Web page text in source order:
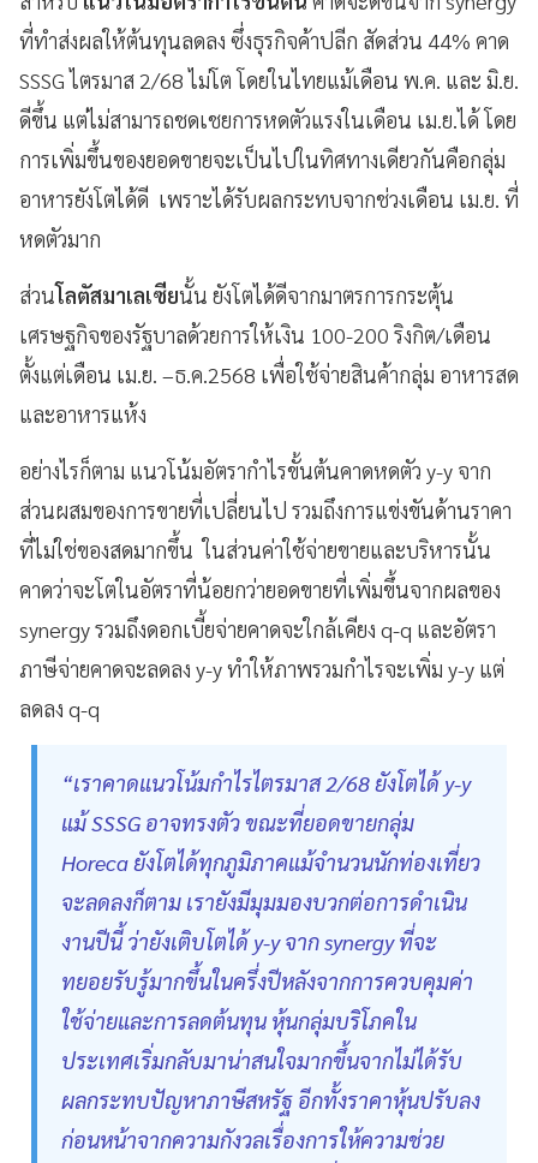
ที่ทำส่งผลให้ต้นทุนลดลง ซึ่งธุรกิจค้าปลีก สัดส่วน 44% คาด
SSSG ไตรมาส 2/68 ไม่โต โดยในไทยแม้เดือน พ.ค. และ มิ.ย.
ดีขึ้น แต่ไม่สามารถชดเชยการหดตัวแรงในเดือน เม.ย.ได้ โดย
การเพิ่มขึ้นของยอดขายจะเป็นไปในทิศทางเดียวกันคือกลุ่ม
อาหารยังโตได้ดี เพราะได้รับผลกระทบจากช่วงเดือน เม.ย. ที่
หดตัวมาก
ส่วนโลตัสมาเลเซียนั้น ยังโตได้ดีจากมาตรการกระตุ้น
เศรษฐกิจของรัฐบาลด้วยการให้เงิน 100-200 ริงกิต/เดือน
ตั้งแต่เดือน เม.ย. –ธ.ค.2568 เพื่อใช้จ่ายสินค้ากลุ่ม อาหารสด
และอาหารแห้ง
อย่างไรก็ตาม แนวโน้มอัตรากำไรขั้นต้นคาดหดตัว y-y จาก
ส่วนผสมของการขายที่เปลี่ยนไป รวมถึงการแข่งขันด้านราคา
ที่ไม่ใช่ของสดมากขึ้น ในส่วนค่าใช้จ่ายขายและบริหารนั้น
คาดว่าจะโตในอัตราที่น้อยกว่ายอดขายที่เพิ่มขึ้นจากผลของ
synergy รวมถึงดอกเบี้ยจ่ายคาดจะใกล้เคียง q-q และอัตรา
ภาษีจ่ายคาดจะลดลง y-y ทำให้ภาพรวมกำไรจะเพิ่ม y-y แต่
ลดลง q-q
“เราคาดแนวโน้มกำไรไตรมาส 2/68 ยังโตได้ y-y
แม้ SSSG อาจทรงตัว ขณะที่ยอดขายกลุ่ม
Horeca ยังโตได้ทุกภูมิภาคแม้จำนวนนักท่องเที่ยว
จะลดลงก็ตาม เรายังมีมุมมองบวกต่อการดำเนิน
งานปีนี้ ว่ายังเติบโตได้ y-y จาก synergy ที่จะ
ทยอยรับรู้มากขึ้นในครึ่งปีหลังจากการควบคุมค่า
ใช้จ่ายและการลดต้นทุน หุ้นกลุ่มบริโภคใน
ประเทศเริ่มกลับมาน่าสนใจมากขึ้นจากไม่ได้รับ
ผลกระทบปัญหาภาษีสหรัฐ อีกทั้งราคาหุ้นปรับลง
ก่อนหน้าจากความกังวลเรื่องการให้ความช่วย